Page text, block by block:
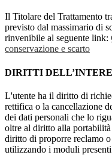
Il Titolare del Trattamento
previsto dal massimario di
rinvenibile al seguente link:
conservazione e scarto
DIRITTI
L'utente ha il diritto di
rettifica o la cancellazione
dei dati personali che lo
oltre al diritto alla
diritto di proporre reclamo
utilizzando i moduli